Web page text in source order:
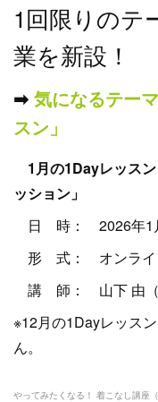
1回限りのテ
業を新設！
➡︎ 気になるテー
スン」
1月の1Dayレッス
ッション」
日 時： 2026年1月
形 式： オンライ
講 師： 山下 由（
※12月の1Dayレッス
ん。
やってみたくなる！ 着こなし講座